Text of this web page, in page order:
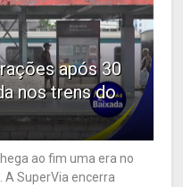
após 30
nos trens do
ao fim uma era no
SuperVia encerra